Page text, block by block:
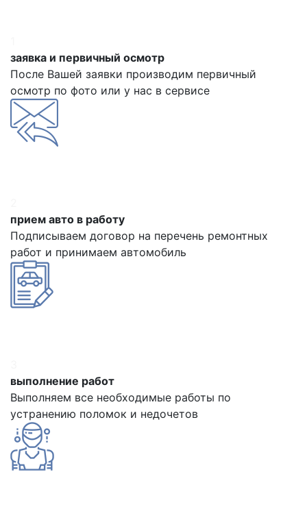
заявка и первичный осмотр
После Вашей заявки производим первичный
осмотр по фото или у нас в сервисе
прием авто в работу
Подписываем договор на перечень ремонтных
работ и принимаем автомобиль
выполнение работ
Выполняем все необходимые работы по
устранению поломок и недочетов